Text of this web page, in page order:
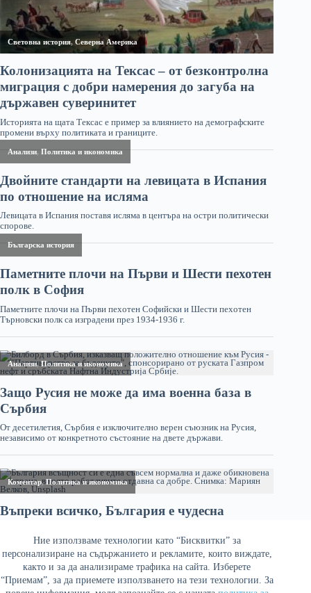
Ние използваме технологии като “Бисквитки” за
персонализиране на съдържанието и рекламите, които виждате,
както и за да анализираме трафика на сайта. Изберете
“Приемам”, за да приемете използването на тези технологии. За